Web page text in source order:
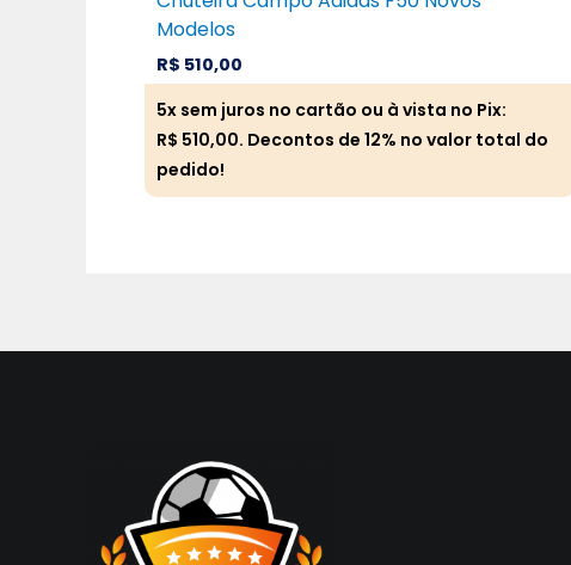
Modelos
R$ 510,00
5x sem juros no cartão ou à vista no Pix:
R$ 510,00. Decontos de 12% no valor total do
pedido!